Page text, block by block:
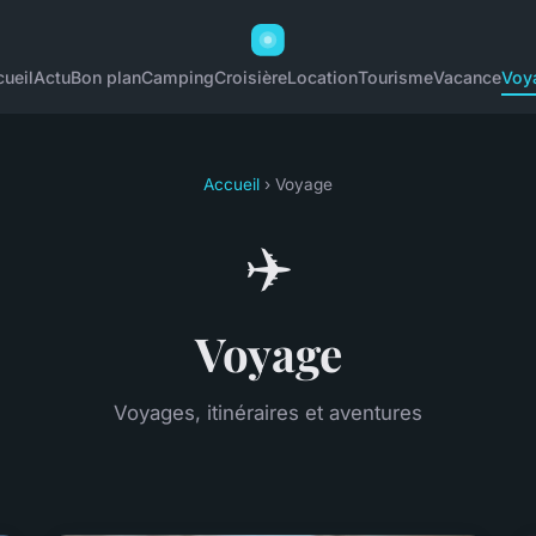
ActuBon planCampingCroisièreLocationTourismeVacance
Accueil › Voyage
✈️
Voyage
Voyages, itinéraires et aventures